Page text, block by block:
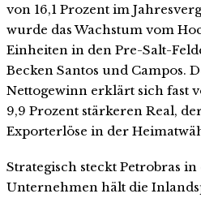
von 16,1 Prozent im
wurde das Wachstum vom
Einheiten in den Pre-Salt-
Becken Santos und Campos.
Nettogewinn erklärt sich fast
9,9 Prozent stärkeren Real,
Exporterlöse in der
Strategisch steckt Petrobras
Unternehmen hält die